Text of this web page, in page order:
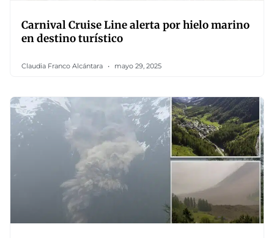
Carnival Cruise Line alerta por hielo marino
en destino turístico
Claudia Franco Alcántara mayo 29, 2025